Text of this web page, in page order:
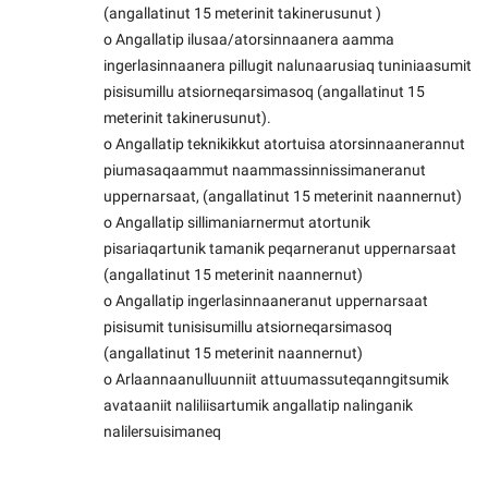
(angallatinut 15 meterinit takinerusunut )
o Angallatip ilusaa/atorsinnaanera aamma
ingerlasinnaanera pillugit nalunaarusiaq tuniniaasumit
pisisumillu atsiorneqarsimasoq (angallatinut 15
meterinit takinerusunut).
o Angallatip teknikikkut atortuisa atorsinnaanerannut
piumasaqaammut naammassinnissimaneranut
uppernarsaat, (angallatinut 15 meterinit naannernut)
o Angallatip sillimaniarnermut atortunik
pisariaqartunik tamanik peqarneranut uppernarsaat
(angallatinut 15 meterinit naannernut)
o Angallatip ingerlasinnaaneranut uppernarsaat
pisisumit tunisisumillu atsiorneqarsimasoq
(angallatinut 15 meterinit naannernut)
o Arlaannaanulluunniit attuumassuteqanngitsumik
avataaniit naliliisartumik angallatip nalinganik
nalilersuisimaneq